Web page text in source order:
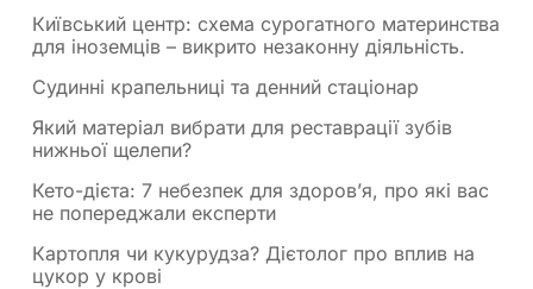
Київський центр: схема сурогатного материнства
для іноземців – викрито незаконну діяльність.
Судинні крапельниці та денний стаціонар
Який матеріал вибрати для реставрації зубів
нижньої щелепи?
Кето-дієта: 7 небезпек для здоров’я, про які вас
не попереджали експерти
Картопля чи кукурудза? Дієтолог про вплив на
цукор у крові